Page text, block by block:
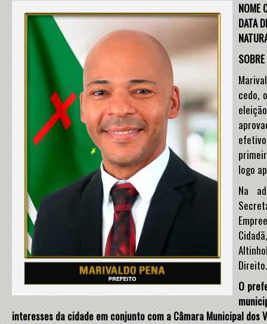
NOME
DATA
cedo,
logo
Na
Direito.
O
interesses da cidade em conjunto com a Câmara Municipal dos